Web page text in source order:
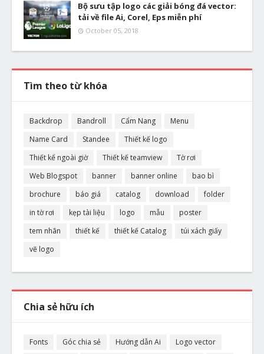
Bộ sưu tập logo các giải bóng đá vector:
tải về file Ai, Corel, Eps miễn phí
October 05, 2018
Tìm theo từ khóa
Backdrop Bandroll Cẩm Nang
Menu
Name Card
Standee
Thiết kế logo
Thiết kế ngoài giờ
Thiết kế teamview
Tờ rơi
Web Blogspot
banner banner online
bao bì
brochure
báo giá catalog download
folder
in tờ rơi
kẹp tài liệu logo mẫu
poster
tem nhãn
thiết kế thiết kế Catalog
túi xách giấy
vẽ logo
Chia sẻ hữu ích
Fonts Góc chia sẻ Hướng dẫn Ai
Logo vector